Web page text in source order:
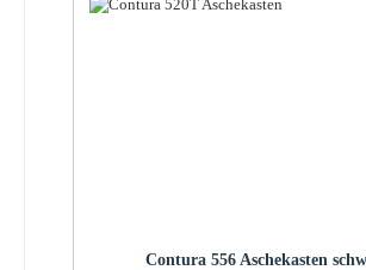
Contura 556 Aschekasten